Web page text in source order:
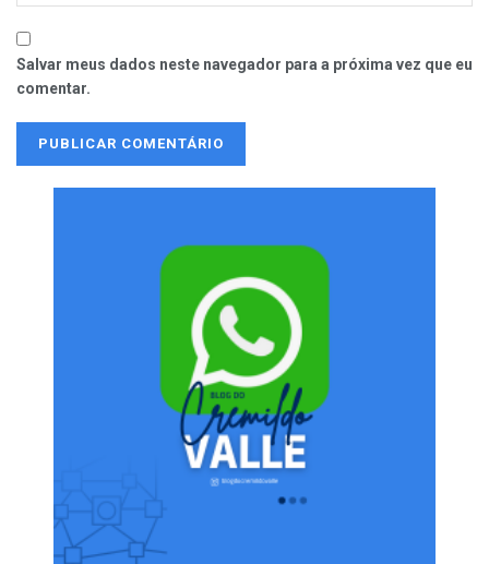
Salvar meus dados neste navegador para a próxima vez que eu
comentar.